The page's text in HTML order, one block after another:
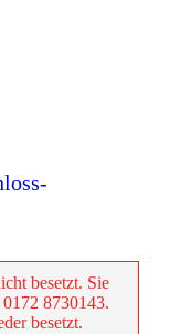
Kopien
besetzt. Sie
8730143.
besetzt.